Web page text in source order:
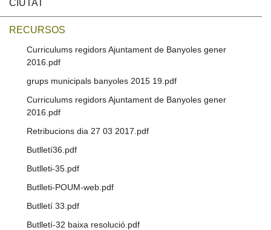
CIUTAT
RECURSOS
Curriculums regidors Ajuntament de Banyoles gener
2016.pdf
grups municipals banyoles 2015 19.pdf
Curriculums regidors Ajuntament de Banyoles gener
2016.pdf
Retribucions dia 27 03 2017.pdf
Butlletí36.pdf
Butlleti-35.pdf
Butlleti-POUM-web.pdf
Butlletí 33.pdf
Butlletí-32 baixa resolució.pdf